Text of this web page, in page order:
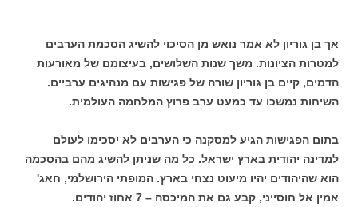
אך בן גוריון לא אמר נואש מן הסיכוי להשיג הסכמת הערבים
למטרות הציונות. משך שנות השלושים, בעיצומם של מאורעות
הדמים, קיים בן גוריון שורה של פגישות עם מנהיגים ערביים.
השיחות נמשכו עד כמעט ערב פרוץ המלחמה העולמית.
בתום הפגישות הגיע למסקנה כי הערבים לא יסכימו לעולם
למדינה יהודית בארץ ישראל. כל מה שניתן להשיג מהם בהסכמה
הוא שהיהודים יהיו מיעוט נצחי בארץ. המופתי הירושלמי, חאג'
אמין אל חוסייני, קבע גם את המיכסה – 7 אחוז יהודים.